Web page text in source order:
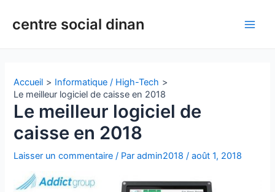
centre social dinan
Accueil
Informatique / High-Tech
Le meilleur logiciel de caisse en 2018
Le meilleur logiciel de
caisse en 2018
Laisser un commentaire / Paradmin2018/août 1, 2018
des